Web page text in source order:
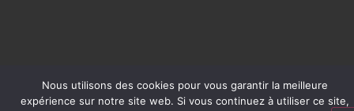
Nous utilisons des cookies pour vous garantir la meilleure
expérience sur notre site web. Si vous continuez à utiliser ce site,